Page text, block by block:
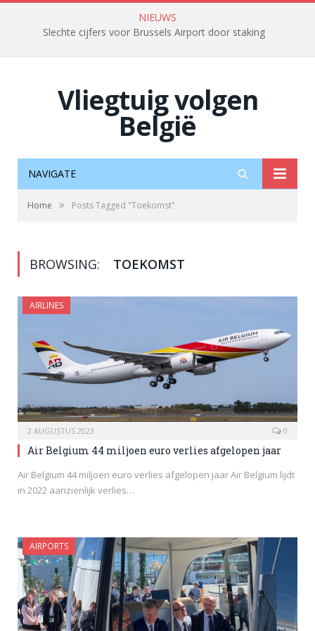
NIEUWS
Slechte cijfers voor Brussels Airport door staking
Vliegtuig volgen
België
NAVIGATE
Home » Posts Tagged "Toekomst"
BROWSING: TOEKOMST
AIRLINES
2 AUGUSTUS 2023 0
Air Belgium 44 miljoen euro verlies afgelopen jaar
Air Belgium 44 miljoen euro verlies afgelopen jaar Air Belgium lijdt
in 2022 aanzienlijk verlies…
AIRPORTS